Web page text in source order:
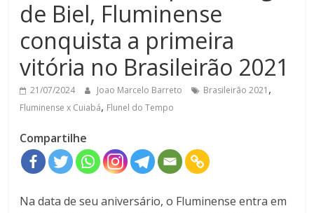
de Biel, Fluminense
conquista a primeira
vitória no Brasileirão 2021
21/07/2024 Joao Marcelo Barreto Brasileirão 2021 ,
Fluminense x Cuiabá, Flunel do Tempo
Compartilhe
Na data de seu aniversário, o Fluminense entra em